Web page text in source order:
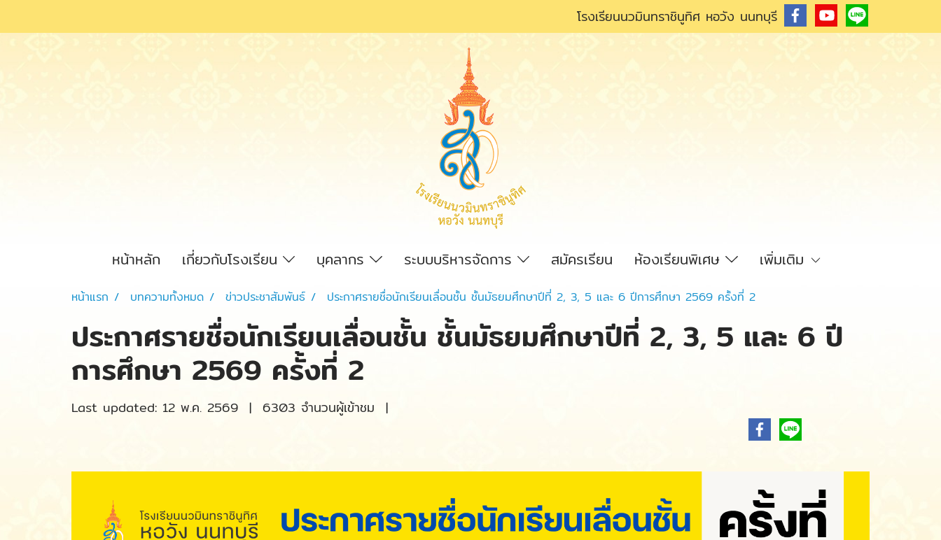
โรงเรียนนวมินทราชินูทิศ หอวัง นนทบุรี
หน้าหลัก เกี่ยวกับโรงเรียน บุคลากร ระบบบริหารจัดการ สมัครเรียน ห้องเรียนพิเศษ เพิ่มเติม
หน้าแรก บทความทั้งหมด ข่าวประชาสัมพันธ์ ประกาศรายชื่อนักเรียนเลื่อนชั้น ชั้นมัธยมศึกษาปีที่ 2, 3, 5 และ 6 ปีการศึกษา 2569 ครั้งที่ 2
ประกาศรายชื่อนักเรียนเลื่อนชั้น ชั้นมัธยมศึกษาปีที่ 2, 3, 5 และ 6 ปี
การศึกษา 2569 ครั้งที่ 2
Last updated: 12 พ.ค. 2569 | 6303 จำนวนผู้เข้าชม |